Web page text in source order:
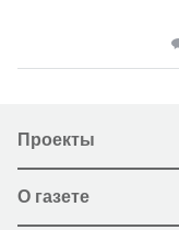
Проекты
О газете